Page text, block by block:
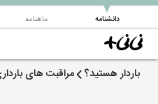
دانشنامه
▼ ماهنامه
باردار هستید؟ مراقبت های